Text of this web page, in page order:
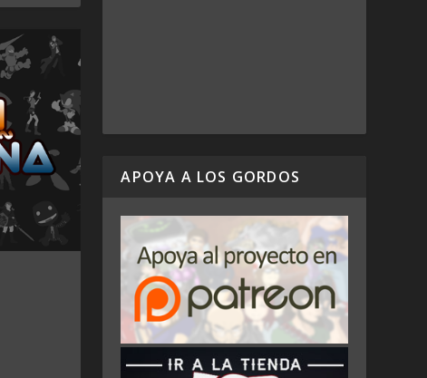
APOYA A LOS GORDOS